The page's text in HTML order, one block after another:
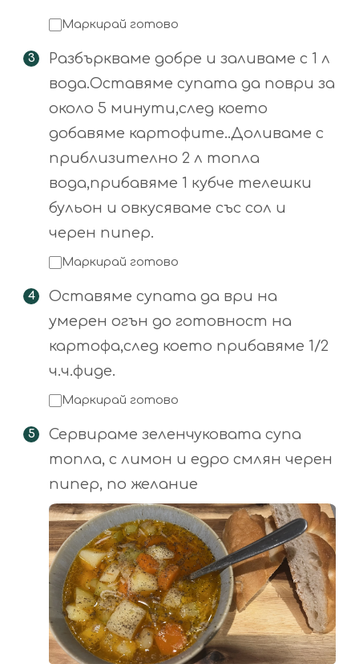
Маркирай готово
Разбъркваме добре и заливаме с 1 л
вода.Оставяме супата да поври за
около 5 минути,след което
добавяме картофите..Доливаме с
приблизително 2 л топла
вода,прибавяме 1 кубче телешки
бульон и овкусяваме със сол и
черен пипер.
Маркирай готово
Оставяме супата да ври на
умерен огън до готовност на
картофа,след което прибавяме 1/2
ч.ч.фиде.
Маркирай готово
Сервираме зеленчуковата супа
топла, с лимон и едро смлян черен
пипер, по желание